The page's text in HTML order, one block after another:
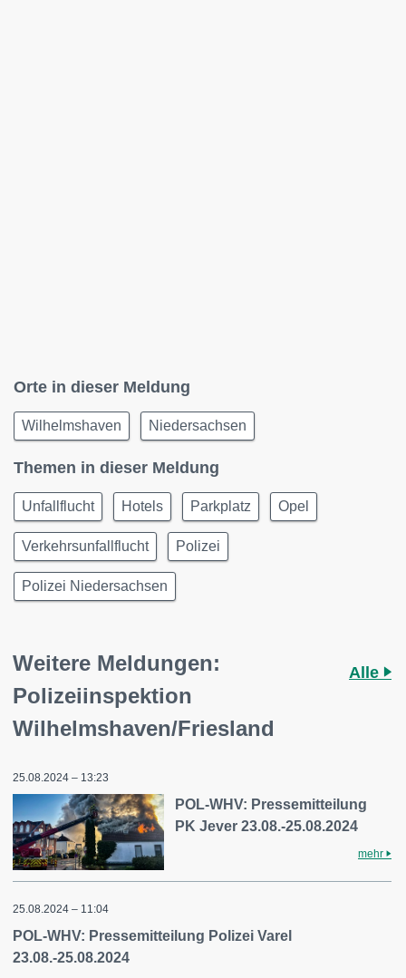
Orte in dieser Meldung
Wilhelmshaven Niedersachsen
Themen in dieser Meldung
Unfallflucht Hotels Parkplatz Opel
Verkehrsunfallflucht Polizei
Polizei Niedersachsen
Weitere Meldungen:
Polizeiinspektion
Wilhelmshaven/Friesland
Alle
25.08.2024 – 13:23
POL-WHV: Pressemitteilung
PK Jever 23.08.-25.08.2024
mehr
25.08.2024 – 11:04
POL-WHV: Pressemitteilung Polizei Varel
23.08.-25.08.2024